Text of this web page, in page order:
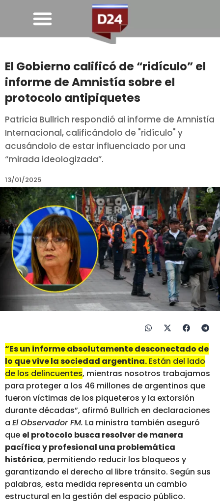
El Gobierno calificó de “ridículo” el
informe de Amnistía sobre el
protocolo antipiquetes
Patricia Bullrich respondió al informe de Amnistía
Internacional, calificándolo de "ridículo" y
acusándolo de estar influenciado por una
“mirada ideologizada”.
13/01/2025
“Es un informe absolutamente desconectado de
lo que vive la sociedad argentina. Están del lado
de los delincuentes, mientras nosotros trabajamos
para proteger a los 46 millones de argentinos que
fueron víctimas de los piqueteros y la extorsión
durante décadas”, afirmó Bullrich en declaraciones
a El Observador FM. La ministra también aseguró
que el protocolo busca resolver de manera
pacífica y profesional una problemática
histórica, permitiendo reducir los bloqueos y
garantizando el derecho al libre tránsito. Según sus
palabras, esta medida representa un cambio
estructural en la gestión del espacio público.